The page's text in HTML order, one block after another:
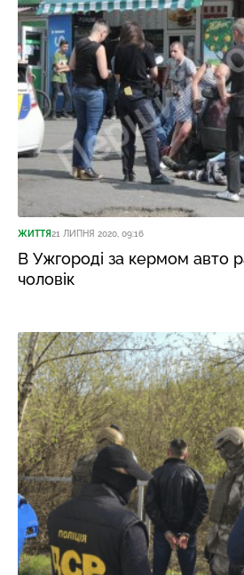
ЖИТТЯ21 ЛИПНЯ 2020, 09:16
В Ужгороді за кермом авто
чоловік